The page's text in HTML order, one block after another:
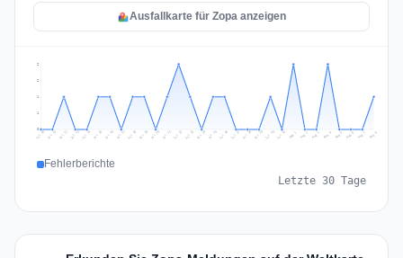
Ausfallkarte für Zopa anzeigen
1
1
2
2
Jul 10 Jul 11 Jul 12 Jul 13 Jul 14 Jul 15 Jul 16 Jul 17 Jul 18 Jul 19 Jul 20 Jul 21 Jul 22 Jul 23 Jul 24 Jul 25 Jul 26 Jul 27 Jul 28 Jul 29 Jul 30 Jul 31 Aug 1 Aug 2 Aug 3 Aug 4 Aug 5 Aug 6 Aug 7 Aug 8
Fehlerberichte
Letzte 30 Tage